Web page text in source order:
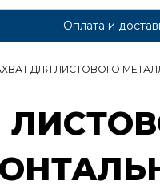
Оплата и
ДЛЯ ЛИСТОВОГО